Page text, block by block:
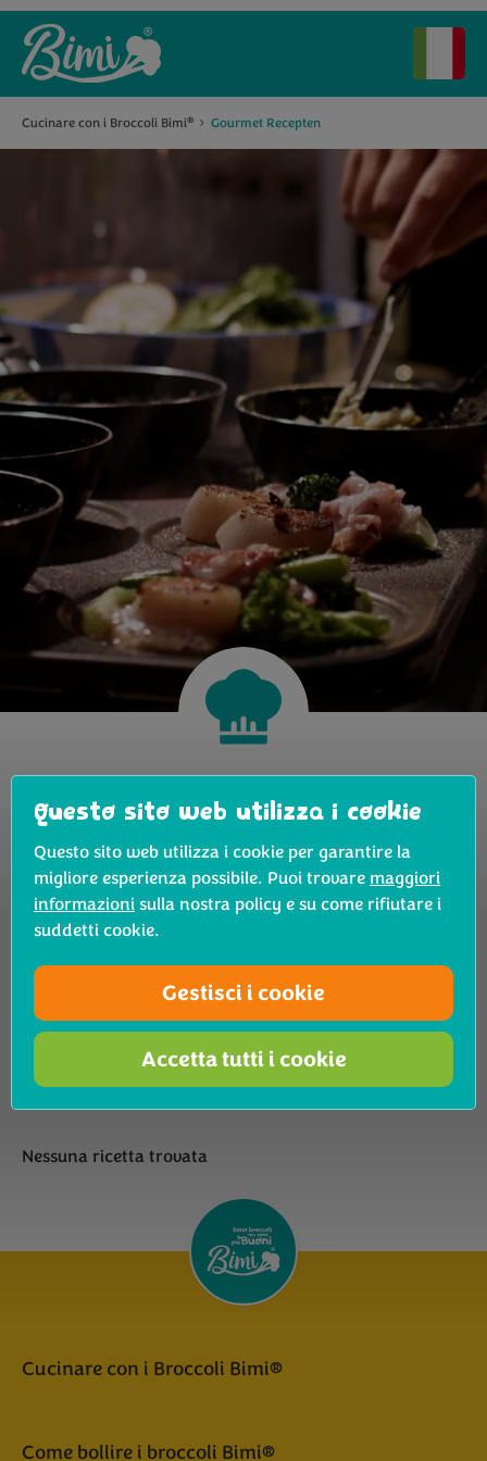
Cucinare con i Broccoli Bimi® Gourmet Recepten
Gourmet
Recepten
Filtra ricette
Mostra risultati
Nessuna ricetta trovata
Questo sito web utilizza i cookie
Questo sito web utilizza i cookie per garantire la
migliore esperienza possibile. Puoi trovare maggiori
informazionisulla nostra policy e su come rifiutare i
suddetti cookie.
Gestisci i cookie
Accetta tutti i cookie
Cucinare con i Broccoli Bimi®
Come bollire i broccoli Bimi®